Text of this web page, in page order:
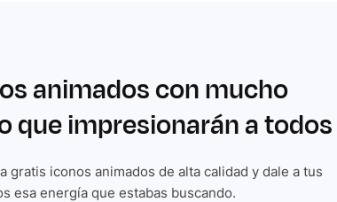
animados con mucho
que impresionarán a todos
gratis iconos animados de alta calidad y dale a tus
esa energía que estabas buscando.